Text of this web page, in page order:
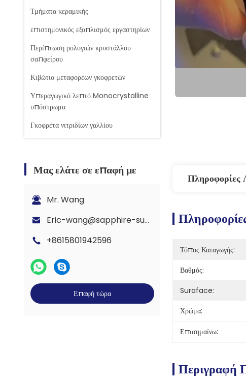
Τμήματα κεραμικής
επιστημονικός εξοπλισμός εργαστηρίων
Περίπτωση ρολογιών κρυστάλλου
σαπφείρου
Κιβώτιο μεταφορέων γκοφρετών
Υπεραγωγικό λεπτό Monocrystalline
υπόστρωμα
Γκοφρέτα νιτριδίων γαλλίου
Μας ελάτε σε επαφή με
Mr. Wang
Eric-wang@sapphire-substrate.com
+8615801942596
Επαφή τώρα
Πληροφορίες
Τόπος Καταγωγής:
Βαθμός:
Suraface:
Χρώμα:
Επισημαίνω:
Περιγραφή